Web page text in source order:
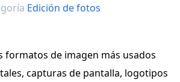
Edición de fotos
formatos de imagen más usados
capturas de pantalla, logotipos